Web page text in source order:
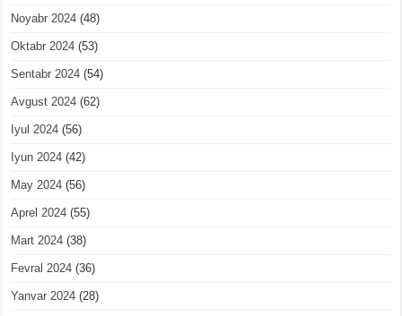
Noyabr 2024 (48)
Oktabr 2024 (53)
Sentabr 2024 (54)
Avgust 2024 (62)
Iyul 2024 (56)
Iyun 2024 (42)
May 2024 (56)
Aprel 2024 (55)
Mart 2024 (38)
Fevral 2024 (36)
Yanvar 2024 (28)